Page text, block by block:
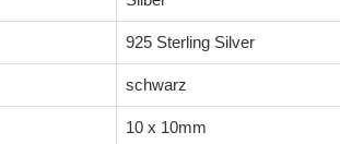
925 Sterling Silver
schwarz
10 x 10mm